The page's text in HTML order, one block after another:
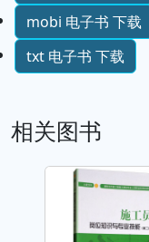
mobi 电子书 下载
txt 电子书 下载
相关图书